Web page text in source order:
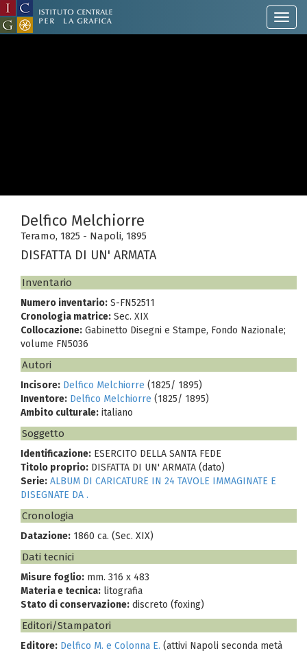
Delfico Melchiorre
Teramo, 1825 - Napoli, 1895
DISFATTA DI UN' ARMATA
Inventario
Numero inventario: S-FN52511
Cronologia matrice: Sec. XIX
Collocazione: Gabinetto Disegni e Stampe, Fondo Nazionale;
volume FN5036
Autori
Incisore: Delfico Melchiorre (1825/ 1895)
Inventore: Delfico Melchiorre (1825/ 1895)
Ambito culturale: italiano
Soggetto
Identificazione: ESERCITO DELLA SANTA FEDE
Titolo proprio: DISFATTA DI UN' ARMATA (dato)
Serie: ALBUM DI CARICATURE IN 24 TAVOLE IMMAGINATE E
DISEGNATE DA .
Cronologia
Datazione: 1860 ca. (Sec. XIX)
Dati tecnici
Misure foglio: mm. 316 x 483
Materia e tecnica: litografia
Stato di conservazione: discreto (foxing)
Editori/Stampatori
Editore: Delfico M. e Colonna E. (attivi Napoli seconda metà